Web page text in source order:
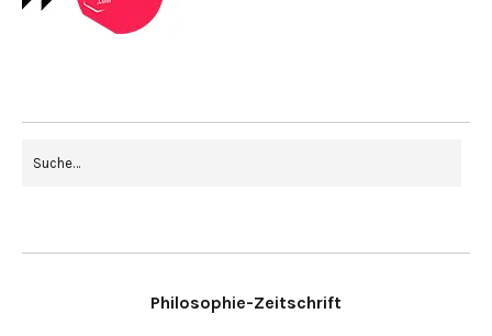
Philosophie-Zeitschrift